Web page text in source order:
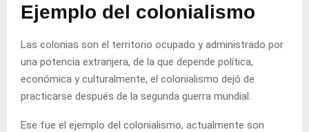
Ejemplo del colonialismo
Las colonias son el territorio ocupado y administrado por
una potencia extranjera, de la que depende política,
económica y culturalmente, el colonialismo dejó de
practicarse después de la segunda guerra mundial.
Ese fue el ejemplo del colonialismo, actualmente son